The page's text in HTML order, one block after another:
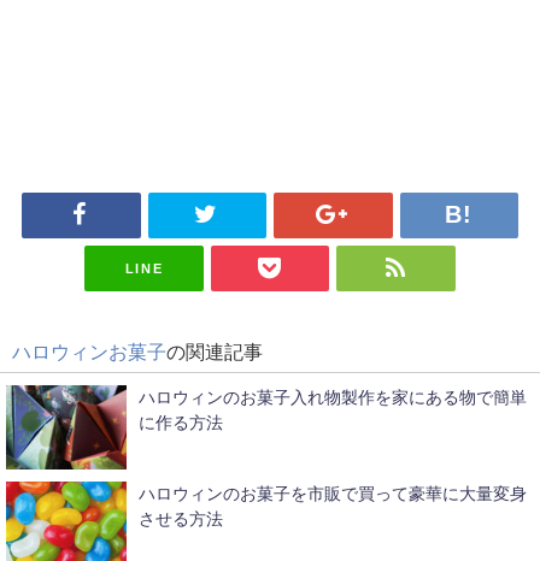
LINE
ハロウィンお菓子の関連記事
ハロウィンのお菓子入れ物製作を家にある物で簡単
に作る方法
ハロウィンのお菓子を市販で買って豪華に大量変身
させる方法